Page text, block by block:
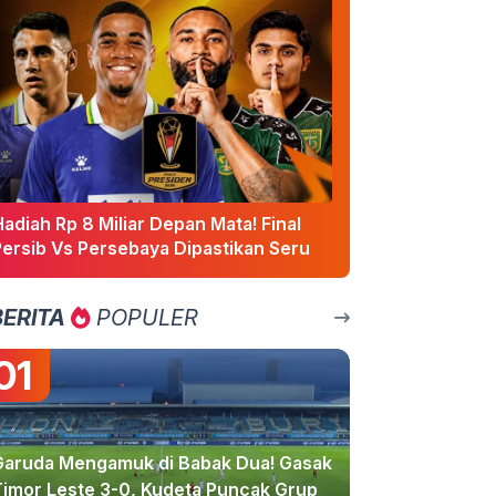
Rp 8 Miliar Depan Mata! Final
Vs Persebaya Dipastikan Seru
POPULER
Mengamuk di Babak Dua! Gasak
Leste 3-0, Kudeta Puncak Grup